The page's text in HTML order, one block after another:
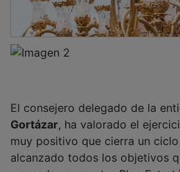
Gortázar, ha valorado el
muy positivo que cierra un
alcanzado todos los objetivos
marcado en nuestro Plan